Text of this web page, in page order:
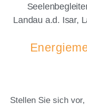
Landau a.d. Isar,
Stellen Sie sich